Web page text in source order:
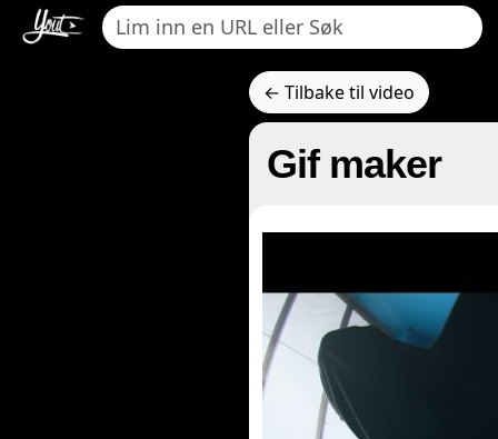
← Tilbake til video
Gif maker